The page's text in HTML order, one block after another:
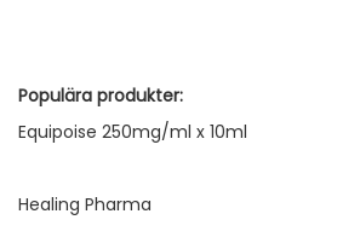
Populära produkter:
Equipoise 250mg/ml x 10ml
Healing Pharma